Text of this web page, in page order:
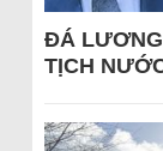
ĐÁ
TỊCH